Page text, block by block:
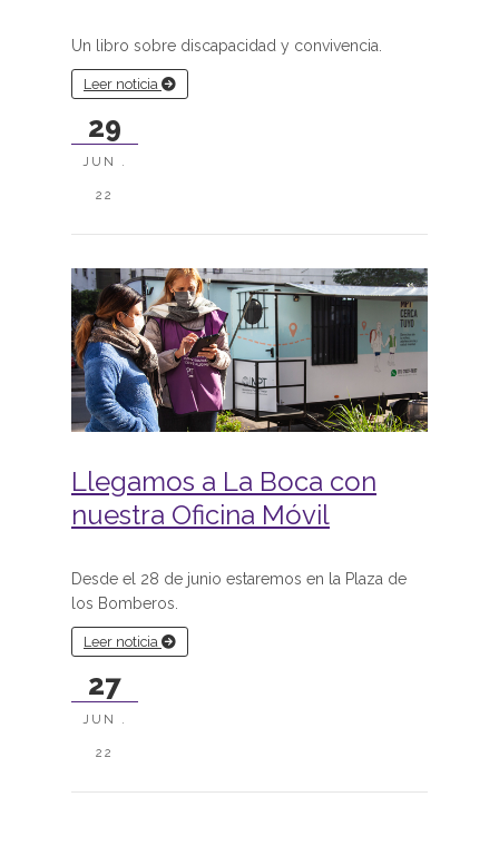
Un libro sobre discapacidad y convivencia.
Leer noticia
29
JUN .
22
Llegamos a La Boca con
nuestra Oficina Móvil
Desde el 28 de junio estaremos en la Plaza de
los Bomberos.
Leer noticia
27
JUN .
22